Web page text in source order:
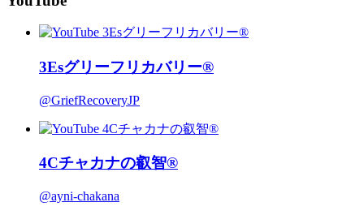
3Esグリーフリカバリー®
@GriefRecoveryJP
4Cチャカナの叡智®
@ayni-chakana